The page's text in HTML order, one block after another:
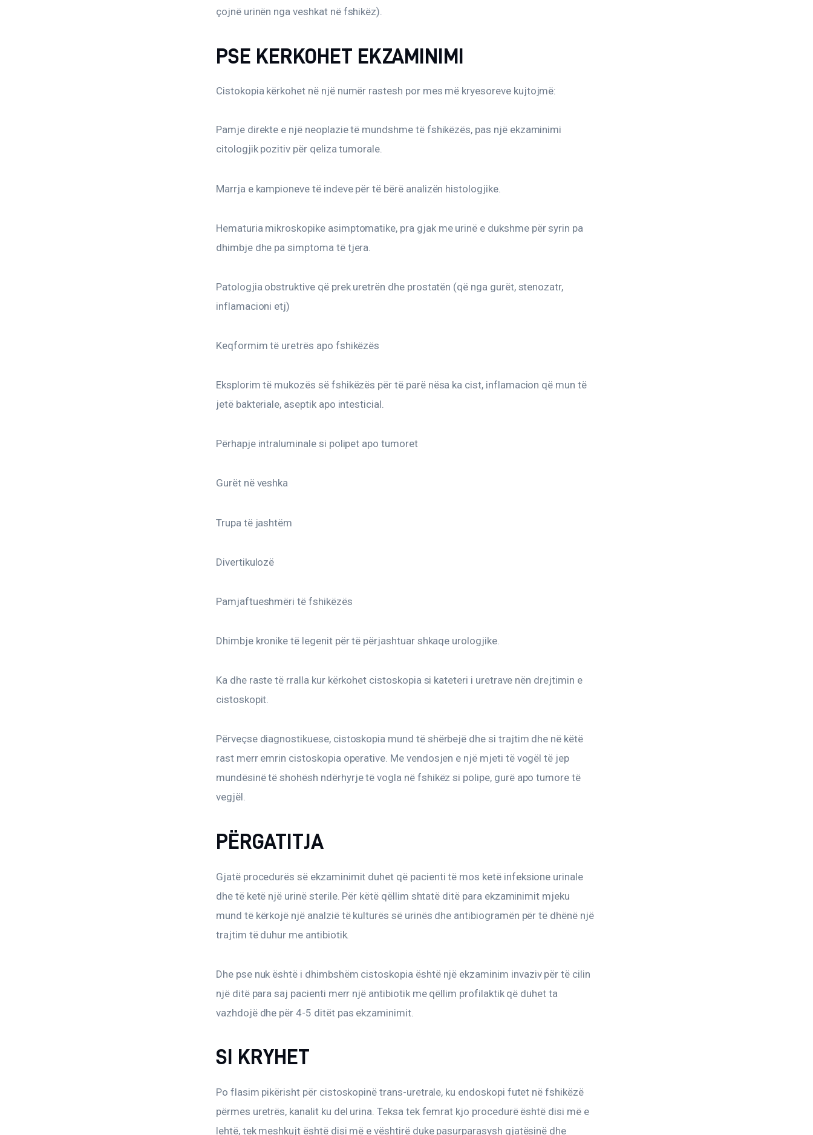
çojnë urinën nga veshkat në fshikëz).
PSE KERKOHET EKZAMINIMI
Cistokopia kërkohet në një numër rastesh por mes më kryesoreve kujtojmë:
Pamje direkte e një neoplazie të mundshme të fshikëzës, pas një ekzaminimi
citologjik pozitiv për qeliza tumorale.
Marrja e kampioneve të indeve për të bërë analizën histologjike.
Hematuria mikroskopike asimptomatike, pra gjak me urinë e dukshme për syrin pa
dhimbje dhe pa simptoma të tjera.
Patologjia obstruktive që prek uretrën dhe prostatën (që nga gurët, stenozatr,
inflamacioni etj)
Keqformim të uretrës apo fshikëzës
Eksplorim të mukozës së fshikëzës për të parë nësa ka cist, inflamacion që mun të
jetë bakteriale, aseptik apo intesticial.
Përhapje intraluminale si polipet apo tumoret
Gurët në veshka
Trupa të jashtëm
Divertikulozë
Pamjaftueshmëri të fshikëzës
Dhimbje kronike të legenit për të përjashtuar shkaqe urologjike.
Ka dhe raste të rralla kur kërkohet cistoskopia si kateteri i uretrave nën drejtimin e
cistoskopit.
Përveçse diagnostikuese, cistoskopia mund të shërbejë dhe si trajtim dhe në këtë
rast merr emrin cistoskopia operative. Me vendosjen e një mjeti të vogël të jep
mundësinë të shohësh ndërhyrje të vogla në fshikëz si polipe, gurë apo tumore të
vegjël.
PËRGATITJA
Gjatë procedurës së ekzaminimit duhet që pacienti të mos ketë infeksione urinale
dhe të ketë një urinë sterile. Për këtë qëllim shtatë ditë para ekzaminimit mjeku
mund të kërkojë një analzië të kulturës së urinës dhe antibiogramën për të dhënë një
trajtim të duhur me antibiotik.
Dhe pse nuk është i dhimbshëm cistoskopia është një ekzaminim invaziv për të cilin
një ditë para saj pacienti merr një antibiotik me qëllim profilaktik që duhet ta
vazhdojë dhe për 4-5 ditët pas ekzaminimit.
SI KRYHET
Po flasim pikërisht për cistoskopinë trans-uretrale, ku endoskopi futet në fshikëzë
përmes uretrës, kanalit ku del urina. Teksa tek femrat kjo procedurë është disi më e
lehtë, tek meshkujt është disi më e vështirë duke pasurparasysh gjatësinë dhe